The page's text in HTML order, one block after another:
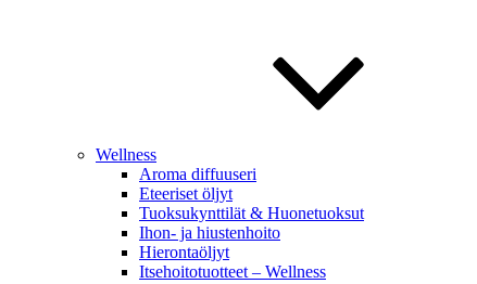
Wellness
Aroma diffuuseri
Eteeriset öljyt
Tuoksukynttilät & Huonetuoksut
Ihon- ja hiustenhoito
Hierontaöljyt
Itsehoitotuotteet – Wellness